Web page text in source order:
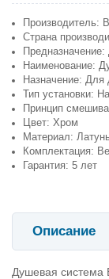
Производитель:
Страна
Наименование:
Назначение: Для
Тип установки:
Принцип
Цвет: Хром
Материал: Латунь
Комплектация:
Гарантия: 5 лет
Описание
Душевая система